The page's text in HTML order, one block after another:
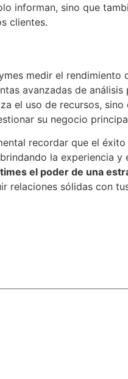
informan, sino que
clientes.
medir el rendimiento
avanzadas de
el uso de recursos, sino
su negocio
recordar que el
la experiencia y
el poder de una
relaciones sólidas con